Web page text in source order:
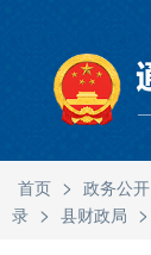
首页 > 政务公开
录 > 县财政局 >